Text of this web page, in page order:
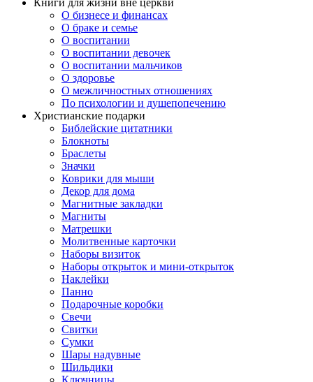
Книги для жизни вне церкви
О бизнесе и финансах
О браке и семье
О воспитании
О воспитании девочек
О воспитании мальчиков
О здоровье
О межличностных отношениях
По психологии и душепопечению
Христианские подарки
Библейские цитатники
Блокноты
Браслеты
Значки
Коврики для мыши
Декор для дома
Магнитные закладки
Магниты
Матрешки
Молитвенные карточки
Наборы визиток
Наборы открыток и мини-открыток
Наклейки
Панно
Подарочные коробки
Свечи
Свитки
Сумки
Шары надувные
Шильдики
Ключницы